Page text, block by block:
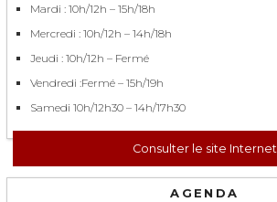
Mardi : 10h/12h – 15h/18h
Mercredi : 10h/12h – 14h/18h
Jeudi : 10h/12h – Fermé
Vendredi :Fermé – 15h/19h
Samedi 10h/12h30 – 14h/17h30
Consulter le site Internet
AGENDA